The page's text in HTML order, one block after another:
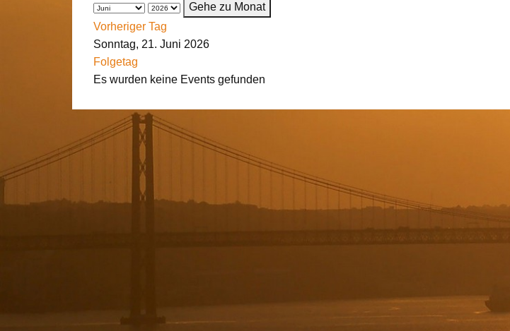
Gehe zu Monat
Vorheriger Tag
Sonntag, 21. Juni 2026
Folgetag
Es wurden keine Events gefunden